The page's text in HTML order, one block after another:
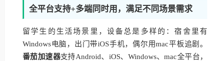
全平台支持+多端同时用，满足不同场景需求
留学生的生活场景里，设备总是多样的：宿舍里有
Windows电脑，出门带iOS手机，偶尔用mac平板追剧。
番茄加速器支持Android、iOS、Windows、mac全平台，